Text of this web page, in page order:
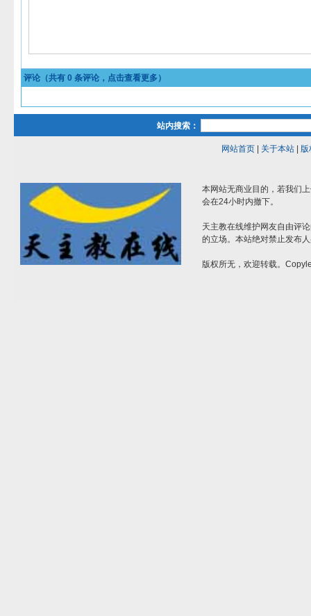
评论（共有 0 条评论，点击查看更多）
站内搜索：
网站首页| 关于本站| 版
本网站无商业目的，若我们
会在24小时内撤下。
天主教在线维护网友自由评
的立场。本站绝对禁止发布
版权所无，欢迎转载。